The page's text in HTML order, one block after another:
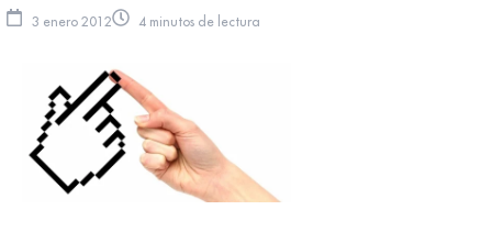
3 enero 2012 4 minutos de lectura